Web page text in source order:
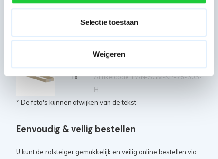
Selectie toestaan
Weigeren
Artikelcode: PAN-SGM-HS-305
4x
Stabilisator tot 4,2 m
platformhoogte
Artikelcode: PAN-SGM-STAB-42M
1x
Artikelcode: PAN-SGM-KP-75-305-
H
* De foto's kunnen afwijken van de tekst
Eenvoudig & veilig bestellen
U kunt de rolsteiger gemakkelijk en veilig online bestellen via